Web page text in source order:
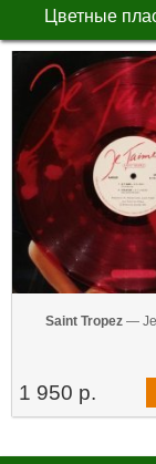
Цветные
Saint Tropez— Je
1 950 р.